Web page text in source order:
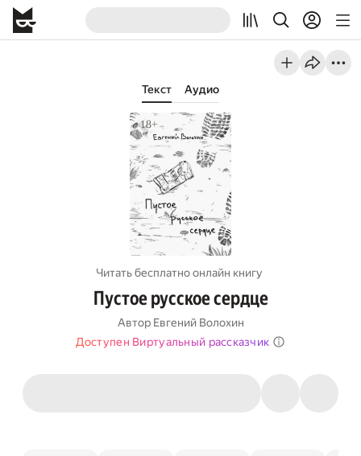
Текст Аудио
Читать бесплатно онлайн книгу
Пустое русское сердце
Автор Евгений Волохин
Доступен Виртуальный рассказчик